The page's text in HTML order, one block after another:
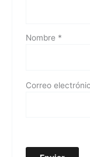
Nombre *
Correo